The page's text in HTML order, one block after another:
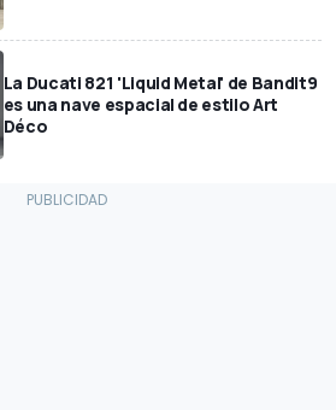
La Ducati 821 'Liquid Metal' de Bandit9
es una nave espacial de estilo Art
Déco